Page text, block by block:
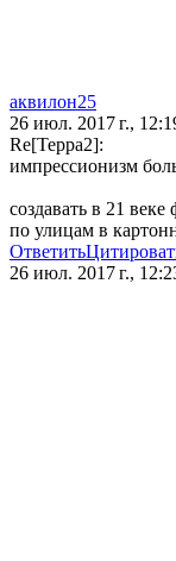
аквилон25
26 июл. 2017 г.,
Re[Терра2]:
импрессионизм
создавать в 21
по улицам в
Ответить
26 июл. 2017 г.,